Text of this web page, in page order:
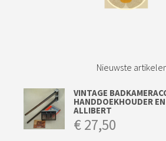
Nieuwste
VINTAGE
HANDDOEKHOUDER
ALLIBERT
€27,50